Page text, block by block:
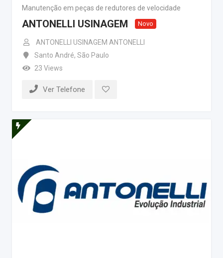
Manutenção em peças de redutores de velocidade
ANTONELLI USINAGEM Novo
ANTONELLI USINAGEM ANTONELLI
Santo André, São Paulo
23 Views
Ver Telefone